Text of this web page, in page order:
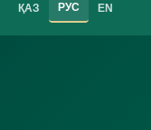
ҚАЗ РУС EN